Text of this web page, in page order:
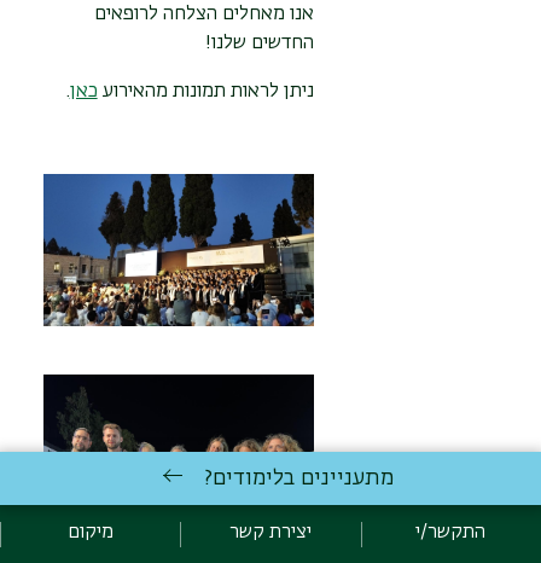
אנו מאחלים הצלחה לרופאים
החדשים שלנו!
ניתן לראות תמונות מהאירוע כאן.
מתעניינים בלימודים?
התקשר/י יצירת קשר מיקום